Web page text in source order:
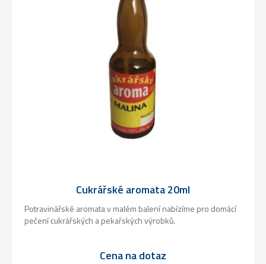
Cukrářské aromata 20ml
Potravinářské aromata v malém balení nabízíme pro domácí
pečení cukrářských a pekařských výrobků.
Cena na dotaz